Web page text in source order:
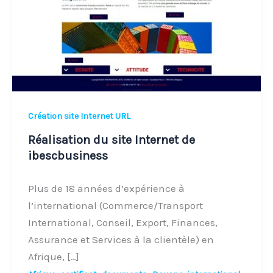
Création site Internet URL
Réalisation du site Internet de
ibescbusiness
Plus de 18 années d’expérience à
l’international (Commerce/Transport
International, Conseil, Export, Finances,
Assurance et Services à la clientèle) en
Afrique, […]
ibescbusiness